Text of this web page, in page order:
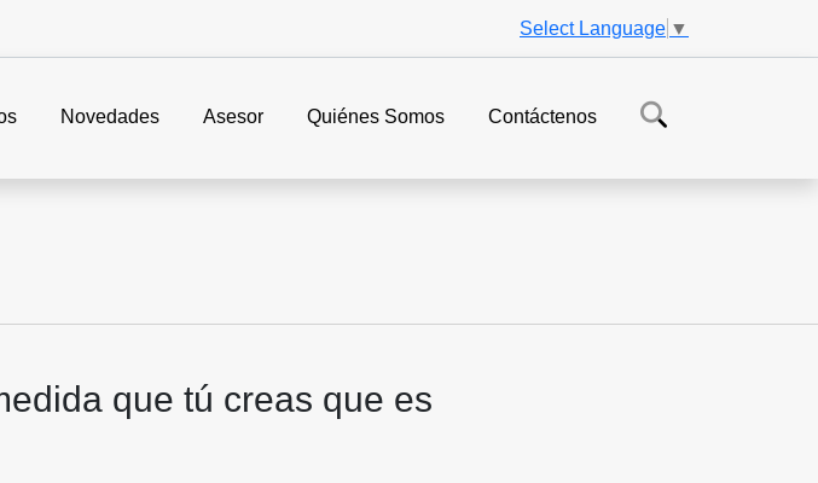
Select Language ▼
Novedades Asesor Quiénes Somos Contáctenos
que tú creas que es